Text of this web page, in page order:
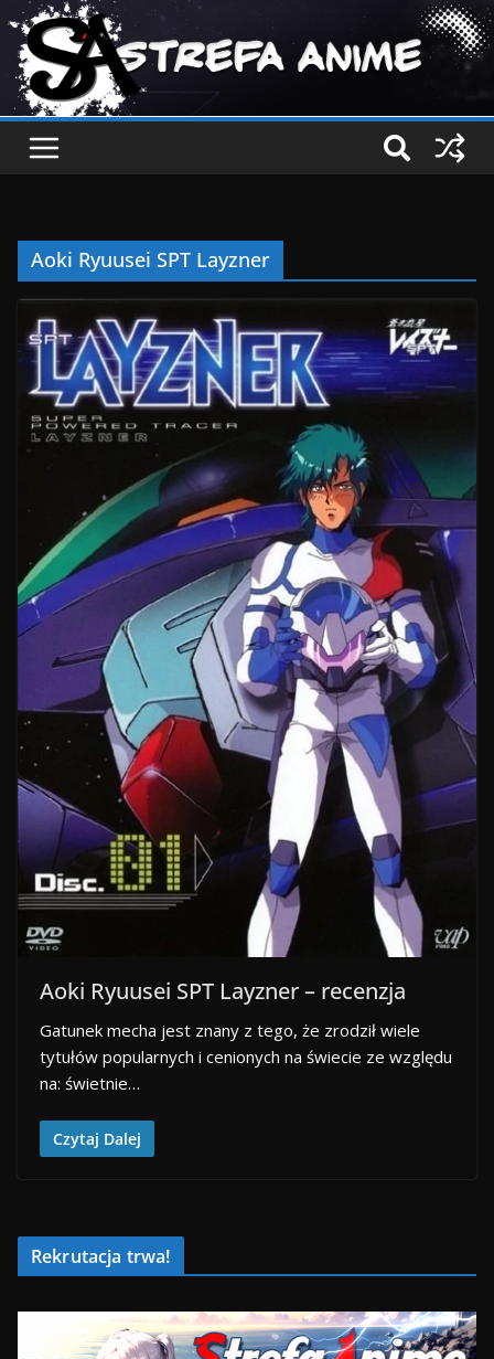
Aoki Ryuusei SPT Layzner
Aoki Ryuusei SPT Layzner – recenzja
Gatunek mecha jest znany z tego, że zrodził wiele
tytułów popularnych i cenionych na świecie ze względu
na: świetnie…
Czytaj Dalej
Rekrutacja trwa!